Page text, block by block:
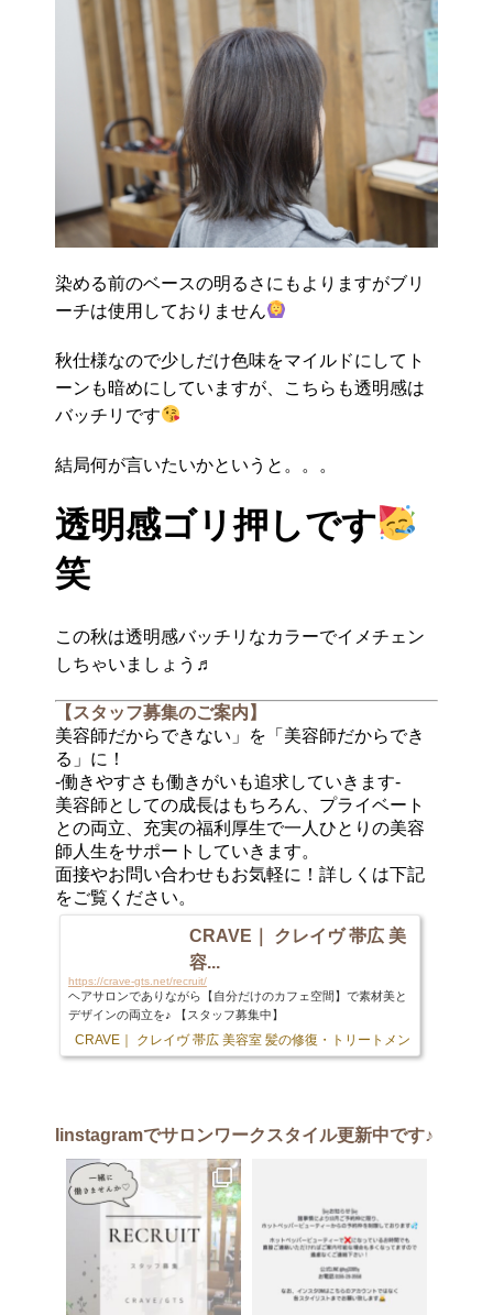
染める前のベースの明るさにもよりますがブリ
ーチは使用しておりません
秋仕様なので少しだけ色味をマイルドにしてト
ーンも暗めにしていますが、こちらも透明感は
バッチリです
結局何が言いたいかというと。。。
透明感ゴリ押しです
笑
この秋は透明感バッチリなカラーでイメチェン
しちゃいましょう♬
【スタッフ募集のご案内】
美容師だからできない」を「美容師だからでき
る」に！
-働きやすさも働きがいも追求していきます-
美容師としての成長はもちろん、プライベート
との両立、充実の福利厚生で一人ひとりの美容
師人生をサポートしていきます。
面接やお問い合わせもお気軽に！詳しくは下記
をご覧ください。
CRAVE｜ クレイヴ 帯広 美
容...
https://crave-gts.net/recruit/
ヘアサロンでありながら【自分だけのカフェ空間】で素材美と
デザインの両立を♪ 【スタッフ募集中】
CRAVE｜ クレイヴ 帯広 美容室 髪の修復・トリートメント専門店
Iinstagramでサロンワークスタイル更新中です♪